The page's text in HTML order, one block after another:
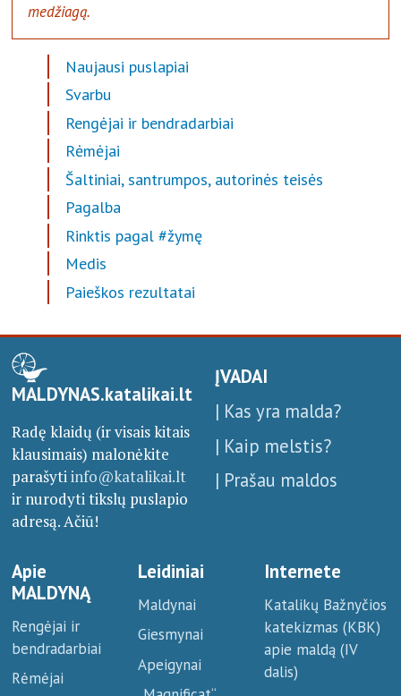
medžiagą.
Naujausi puslapiai
Svarbu
Rengėjai ir bendradarbiai
Rėmėjai
Šaltiniai, santrumpos, autorinės teisės
Pagalba
Rinktis pagal #žymę
Medis
Paieškos rezultatai
MALDYNAS.katalikai.lt
Radę klaidų (ir visais kitais
klausimais) malonėkite
parašytiinfo@katalikai.lt
ir nurodyti tikslų puslapio
adresą. Ačiū!
ĮVADAI
| Kas yra malda?
| Kaip melstis?
| Prašau maldos
Apie
MALDYNĄ
Rengėjai ir
bendradarbiai
Rėmėjai
Leidiniai
Maldynai
Giesmynai
Apeigynai
Internete
Katalikų Bažnyčios
katekizmas (KBK)
apie maldą (IV
dalis)